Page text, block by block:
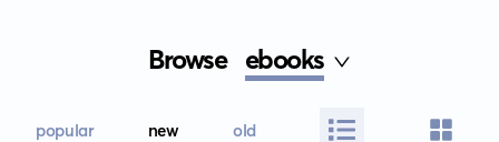
Browse ebooks
popular new old